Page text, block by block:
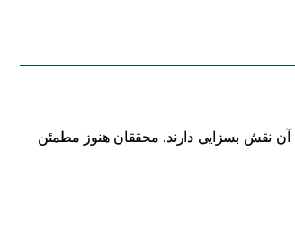
آن نقش بسزایی دارند. محققان هنوز مطمئن